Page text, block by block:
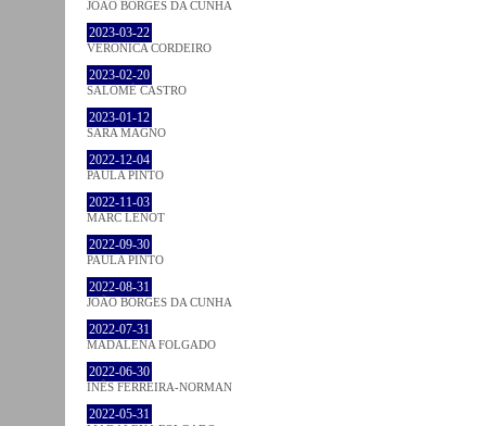
JOÃO BORGES DA CUNHA
2023-03-22
VERONICA CORDEIRO
2023-02-20
SALOMÉ CASTRO
2023-01-12
SARA MAGNO
2022-12-04
PAULA PINTO
2022-11-03
MARC LENOT
2022-09-30
PAULA PINTO
2022-08-31
JOÃO BORGES DA CUNHA
2022-07-31
MADALENA FOLGADO
2022-06-30
INÊS FERREIRA-NORMAN
2022-05-31